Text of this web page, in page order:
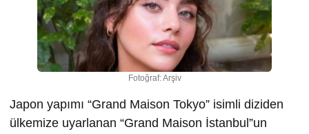
Fotoğraf: Arşiv
Japon yapımı “Grand Maison Tokyo” isimli diziden
ülkemize uyarlanan “Grand Maison İstanbul”un